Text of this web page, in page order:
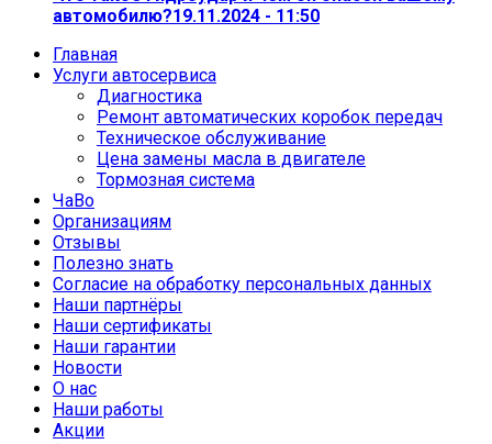
автомобилю?19.11.2024 - 11:50
Главная
Услуги автосервиса
Диагностика
Ремонт автоматических коробок передач
Техническое обслуживание
Цена замены масла в двигателе
Тормозная система
ЧаВо
Организациям
Отзывы
Полезно знать
Согласие на обработку персональных данных
Наши партнёры
Наши сертификаты
Наши гарантии
Новости
О нас
Наши работы
Акции